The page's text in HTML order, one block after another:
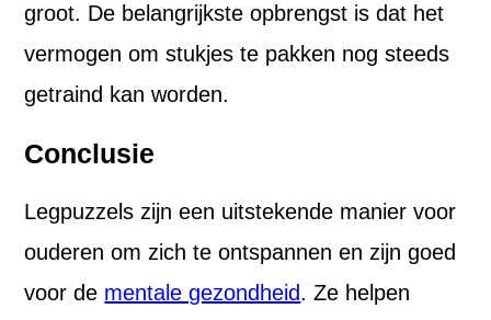
groot. De belangrijkste opbrengst is dat het
vermogen om stukjes te pakken nog steeds
getraind kan worden.
Conclusie
Legpuzzels zijn een uitstekende manier voor
ouderen om zich te ontspannen en zijn goed
voor de mentale gezondheid. Ze helpen